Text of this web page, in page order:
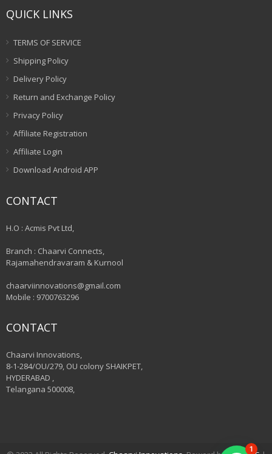
QUICK LINKS
TERMS OF SERVICE
Shipping Policy
Delivery Policy
Return and Exchange Policy
Privacy Policy
Affiliate Registration
Affiliate Login
Download Android APP
CONTACT
H.O : Acmis Pvt Ltd,
Branch : Chaarvi Connects,
Rajamahendravaram & Kurnool
chaarviinnovations@gmail.com
Mobile : 9700763296
CONTACT
Chaarvi Innovations,
8-1-284/OU/279, OU colony SHAIKPET,
HYDERABAD ,
Telangana 500008,
1